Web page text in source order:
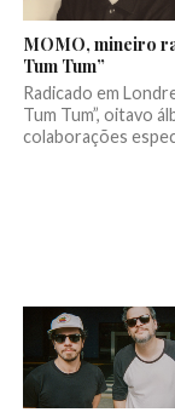
MOMO, mineiro
Tum Tum”
Radicado em
Tum Tum”, oitavo
colaborações